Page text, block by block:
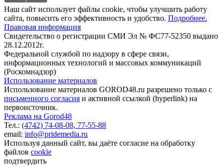
Наш сайт использует файлы cookie, чтобы улучшить работу
сайта, повысить его эффективность и удобство. Подробнее.
Правовая информация
Свидетельство о регистрации СМИ Эл № ФС77-52350 выдано
28.12.2012г.
Федеральной службой по надзору в сфере связи,
информационных технологий и массовых коммуникаций
(Роскомнадзор)
Использование материалов
Использование материалов GOROD48.ru разрешено только с
письменного согласия и активной ссылкой (hyperlink) на
первоисточник.
Реклама на Gorod48
Тел.: (4742) 74-08-08, 77-55-88
email: info@pridemedia.ru
Используя данный сайт, вы даёте согласие на обработку
файлов cookie
подтвердить